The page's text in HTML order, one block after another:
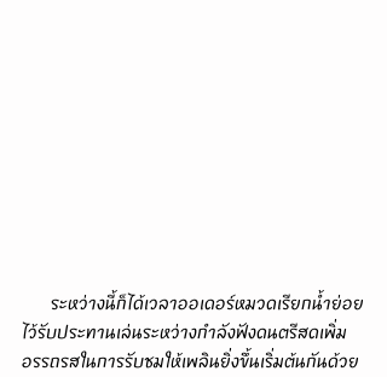
ไว้รับประทานเล่นระหว่างกำลังฟังดนตรีสดเพิ่ม
อรรถรสในการรับชมให้เพลินยิ่งขึ้นเริ่มต้นกันด้วย